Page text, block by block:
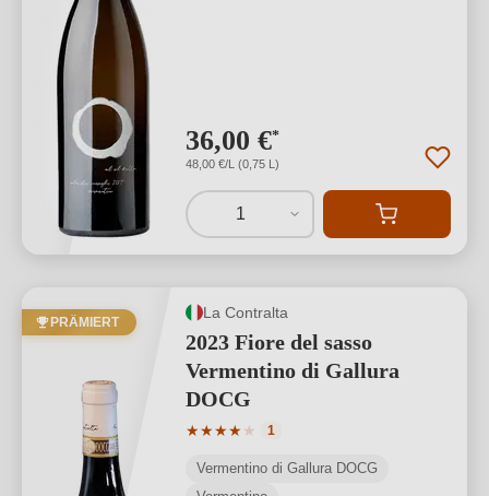
36,00 €*
48,00 €/L (0,75 L)
1
PRÄMIERT
La Contralta
2023 Fiore del sasso
Vermentino di Gallura
DOCG
★★★★★
Durchschnittliche Bewertung von 4
1
Vermentino di Gallura DOCG